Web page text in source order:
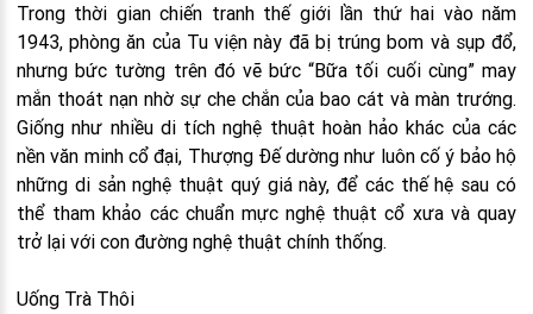
Trong thời gian chiến tranh thế giới lần thứ hai vào năm
1943, phòng ăn của Tu viện này đã bị trúng bom và sụp đổ,
nhưng bức tường trên đó vẽ bức “Bữa tối cuối cùng” may
mắn thoát nạn nhờ sự che chắn của bao cát và màn trướng.
Giống như nhiều di tích nghệ thuật hoàn hảo khác của các
nền văn minh cổ đại, Thượng Đế dường như luôn cố ý bảo hộ
những di sản nghệ thuật quý giá này, để các thế hệ sau có
thể tham khảo các chuẩn mực nghệ thuật cổ xưa và quay
trở lại với con đường nghệ thuật chính thống.
Uống Trà Thôi